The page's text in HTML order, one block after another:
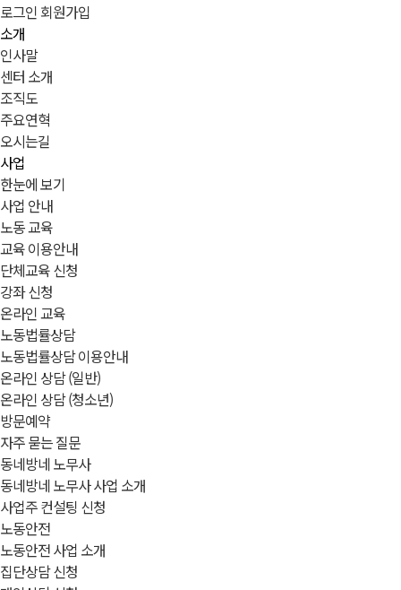
로그인 회원가입
소개
인사말
센터 소개
조직도
주요연혁
오시는길
사업
한눈에 보기
사업 안내
노동 교육
교육 이용안내
단체교육 신청
강좌 신청
온라인 교육
노동법률상담
노동법률상담 이용안내
온라인 상담 (일반)
온라인 상담 (청소년)
방문예약
자주 묻는 질문
동네방네 노무사
동네방네 노무사 사업 소개
사업주 컨설팅 신청
노동안전
노동안전 사업 소개
집단상담 신청